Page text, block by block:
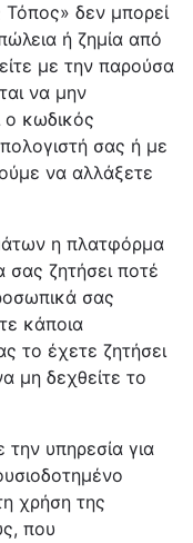
δεν μπορεί
ή ζημία από
με την παρούσα
να μην
ο κωδικός
σας ή με
να αλλάξετε
η πλατφόρμα
σας ζητήσει ποτέ
σας
κάποια
το έχετε ζητήσει
μη δεχθείτε το
την υπηρεσία για
χρήση της
που